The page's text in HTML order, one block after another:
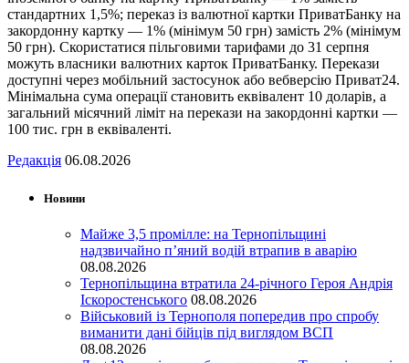
стандартних 1,5%; переказ із валютної картки ПриватБанку на
закордонну картку — 1% (мінімум 50 грн) замість 2% (мінімум
50 грн). Скористатися пільговими тарифами до 31 серпня
можуть власники валютних карток ПриватБанку. Перекази
доступні через мобільний застосунок або вебверсію Приват24.
Мінімальна сума операції становить еквівалент 10 доларів, а
загальний місячний ліміт на перекази на закордонні картки —
100 тис. грн в еквіваленті.
Редакція 06.08.2026
Новини
Майже 3,5 промілле: на Тернопільщині
надзвичайно п’яний водій втрапив в аварію
08.08.2026
Тернопільщина втратила 24-річного Героя Андрія
Іскоростенського 08.08.2026
Військовий із Тернополя попередив про спробу
виманити дані бійців під виглядом ВСП
08.08.2026